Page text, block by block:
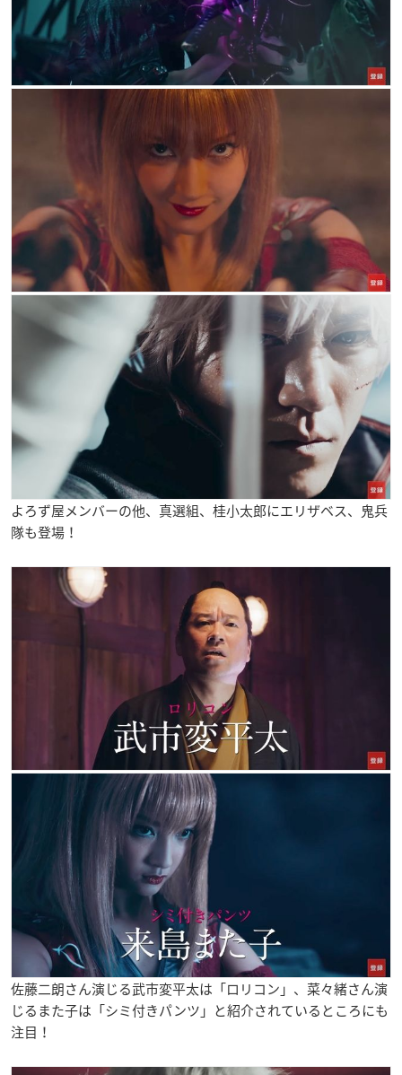
よろず屋メンバーの他、真選組、桂小太郎にエリザベス、鬼兵
隊も登場！
佐藤二朗さん演じる武市変平太は「ロリコン」 、菜々緒さん演
じるまた子は「シミ付きパンツ」と紹介されているところにも
注目！